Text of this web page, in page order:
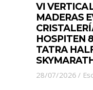
VI
MADERAS
HOSPITEN
TATRA
28/07/2026